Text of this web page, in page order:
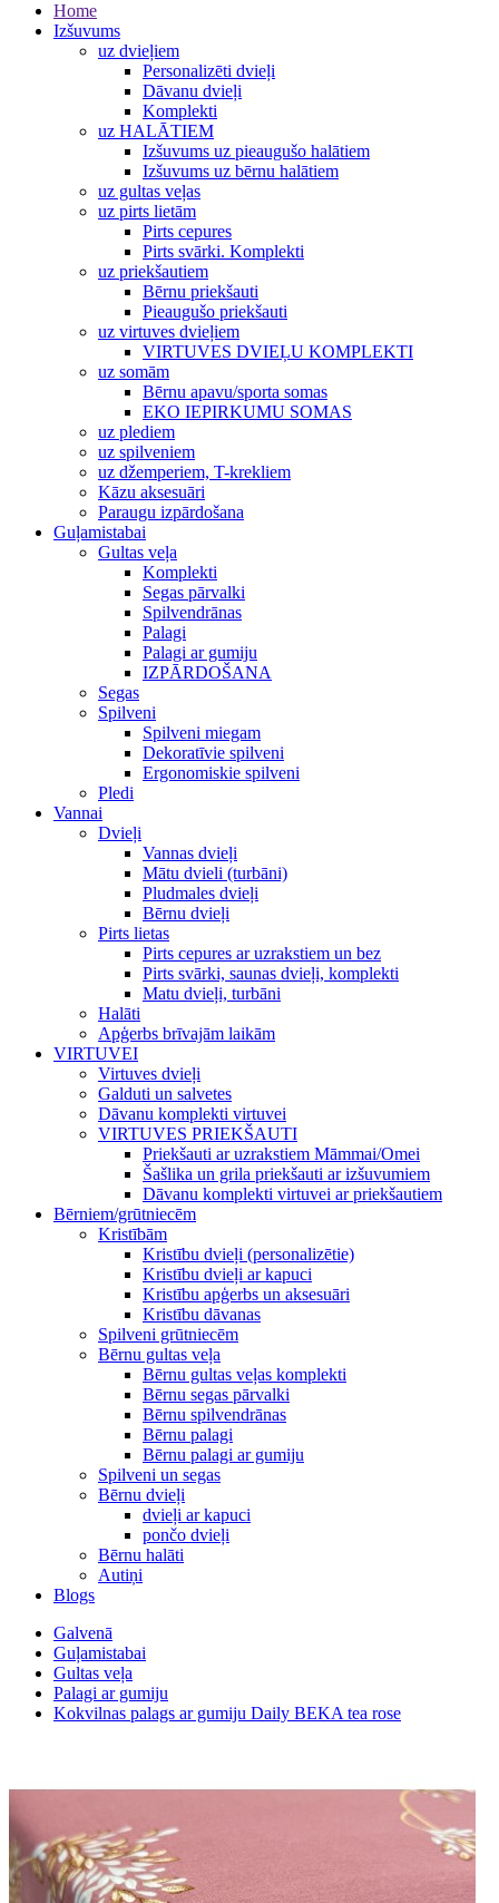
Home
Izšuvums
uz dvieļiem
Personalizēti dvieļi
Dāvanu dvieļi
Komplekti
uz HALĀTIEM
Izšuvums uz pieaugušo halātiem
Izšuvums uz bērnu halātiem
uz gultas veļas
uz pirts lietām
Pirts cepures
Pirts svārki. Komplekti
uz priekšautiem
Bērnu priekšauti
Pieaugušo priekšauti
uz virtuves dvieļiem
VIRTUVES DVIEĻU KOMPLEKTI
uz somām
Bērnu apavu/sporta somas
EKO IEPIRKUMU SOMAS
uz plediem
uz spilveniem
uz džemperiem, T-krekliem
Kāzu aksesuāri
Paraugu izpārdošana
Guļamistabai
Gultas veļa
Komplekti
Segas pārvalki
Spilvendrānas
Palagi
Palagi ar gumiju
IZPĀRDOŠANA
Segas
Spilveni
Spilveni miegam
Dekoratīvie spilveni
Ergonomiskie spilveni
Pledi
Vannai
Dvieļi
Vannas dvieļi
Mātu dvieli (turbāni)
Pludmales dvieļi
Bērnu dvieļi
Pirts lietas
Pirts cepures ar uzrakstiem un bez
Pirts svārki, saunas dvieļi, komplekti
Matu dvieļi, turbāni
Halāti
Apģerbs brīvajām laikām
VIRTUVEI
Virtuves dvieļi
Galduti un salvetes
Dāvanu komplekti virtuvei
VIRTUVES PRIEKŠAUTI
Priekšauti ar uzrakstiem Māmmai/Omei
Šašlika un grila priekšauti ar izšuvumiem
Dāvanu komplekti virtuvei ar priekšautiem
Bērniem/grūtniecēm
Kristībām
Kristību dvieļi (personalizētie)
Kristību dvieļi ar kapuci
Kristību apģerbs un aksesuāri
Kristību dāvanas
Spilveni grūtniecēm
Bērnu gultas veļa
Bērnu gultas veļas komplekti
Bērnu segas pārvalki
Bērnu spilvendrānas
Bērnu palagi
Bērnu palagi ar gumiju
Spilveni un segas
Bērnu dvieļi
dvieļi ar kapuci
pončo dvieļi
Bērnu halāti
Autiņi
Blogs
Galvenā
Guļamistabai
Gultas veļa
Palagi ar gumiju
Kokvilnas palags ar gumiju Daily BEKA tea rose